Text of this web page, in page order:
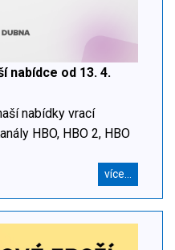
nabídce od 13. 4.
nabídky vrací
HBO, HBO 2, HBO
více...